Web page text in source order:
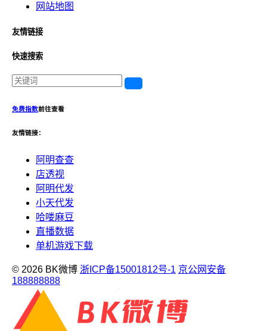
网站地图
友情链接
快速搜索
免费指数前往查看
友情链接：
阿明查查
店透视
阿明代发
小天代发
哈喽麻豆
直播数据
单机游戏下载
© 2026 BK微博 浙ICP备15001812号-1 京公网安备
188888888